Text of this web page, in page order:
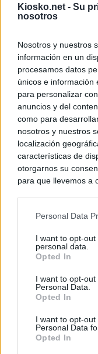
Kiosko.net - Su
nosotros
Nosotros y nuestros
información en un
procesamos datos
únicos e información
para personalizar
anuncios y del
como para
nosotros y nuestros
localización
características de
otorgarnos su
para que llevemos a
negar su
de su
rechazar tal
cualquier momento
visitando nuestra
Personal Data
I want to opt-
personal data.
Opted In
I want to opt-
Personal Data.
Opted In
I want to opt-
Personal Data
Opted In